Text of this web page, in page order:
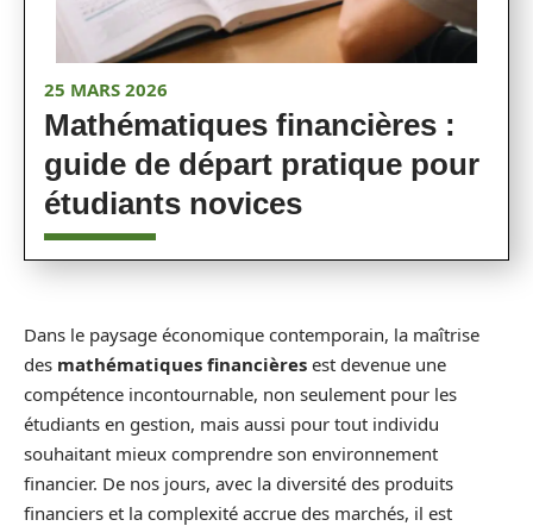
25 MARS 2026
Mathématiques financières :
guide de départ pratique pour
étudiants novices
Dans le paysage économique contemporain, la maîtrise
des mathématiques financières est devenue une
compétence incontournable, non seulement pour les
étudiants en gestion, mais aussi pour tout individu
souhaitant mieux comprendre son environnement
financier. De nos jours, avec la diversité des produits
financiers et la complexité accrue des marchés, il est